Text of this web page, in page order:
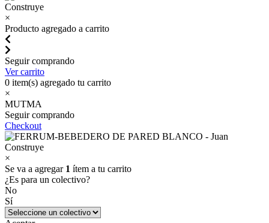
×
Producto agregado a carrito
Seguir comprando
Ver carrito
0 item(s) agregado tu carrito
×
MUTMA
Seguir comprando
Checkout
×
Se va a agregar 1 ítem a tu carrito
¿Es para un colectivo?
No
Sí